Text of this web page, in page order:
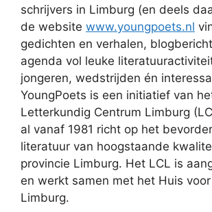
schrijvers in Limburg (en deels
de website www.youngpoets.nl
gedichten en verhalen,
agenda vol leuke
jongeren, wedstrijden én
YoungPoets is een initiatief van
Letterkundig Centrum Limburg
al vanaf 1981 richt op het
literatuur van hoogstaande
provincie Limburg. Het LCL is
en werkt samen met het Huis
Limburg.